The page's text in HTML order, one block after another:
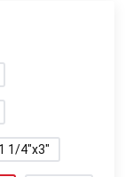
1/4"x3"